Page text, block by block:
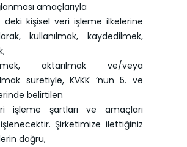
amaçlarıyla
deki kişisel veri işleme ilkelerine
kullanılmak, kaydedilmek,
aktarılmak ve/veya
suretiyle, KVKK ‘nun 5. ve
belirtilen
işleme şartları ve amaçları
Şirketimize ilettiğiniz
doğru,